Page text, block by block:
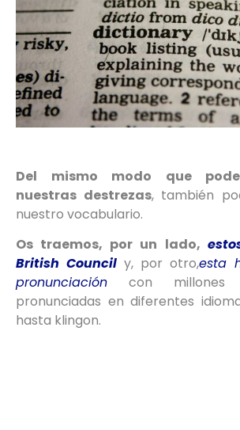
Del mismo modo que
nuestras destrezas, también
nuestro vocabulario.
Os traemos, por un lado,
British Council y, por otro,esta
pronunciación
con millones
pronunciadas en diferentes
hasta klingon.